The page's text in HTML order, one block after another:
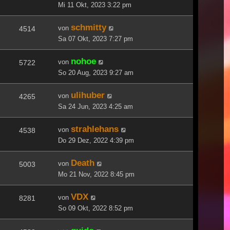
Mi 11 Okt, 2023 3:22 pm
4514 von schmitty
Sa 07 Okt, 2023 7:27 pm
5722 von nohoe
So 20 Aug, 2023 9:27 am
4265 von ulihuber
Sa 24 Jun, 2023 4:25 am
4538 von strahlehans
Do 29 Dez, 2022 4:39 pm
5003 von Death
Mo 21 Nov, 2022 8:45 pm
8281 von VDX
So 09 Okt, 2022 8:52 pm